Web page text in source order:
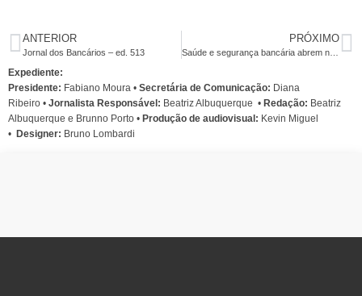
ANTERIOR
Jornal dos Bancários – ed. 513
PRÓXIMO
Saúde e segurança bancária abrem negociações específicas na Caixa
Expediente:
Presidente: Fabiano Moura • Secretária de Comunicação: Diana
Ribeiro • Jornalista Responsável: Beatriz Albuquerque • Redação: Beatriz
Albuquerque e Brunno Porto • Produção de audiovisual: Kevin Miguel
• Designer: Bruno Lombardi